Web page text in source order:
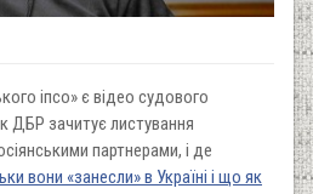
іпсо» є відео судового
ДБР зачитує листування
партнерами, і де
вони «занесли» в Україні і що як